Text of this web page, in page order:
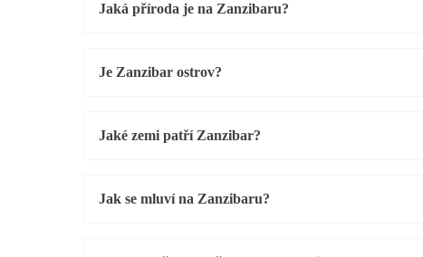
Jaká příroda je na Zanzibaru?
Je Zanzibar ostrov?
Jaké zemi patří Zanzibar?
Jak se mluví na Zanzibaru?